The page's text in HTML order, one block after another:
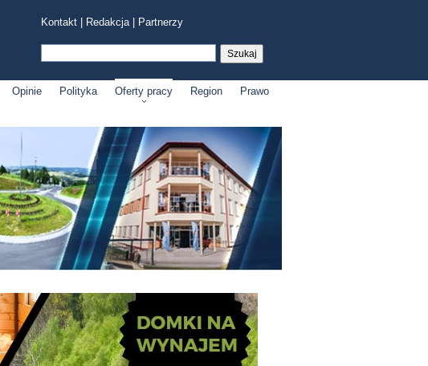
Kontakt Redakcja| Partnerzy
Opinie Polityka Oferty pracy Region
Prawo